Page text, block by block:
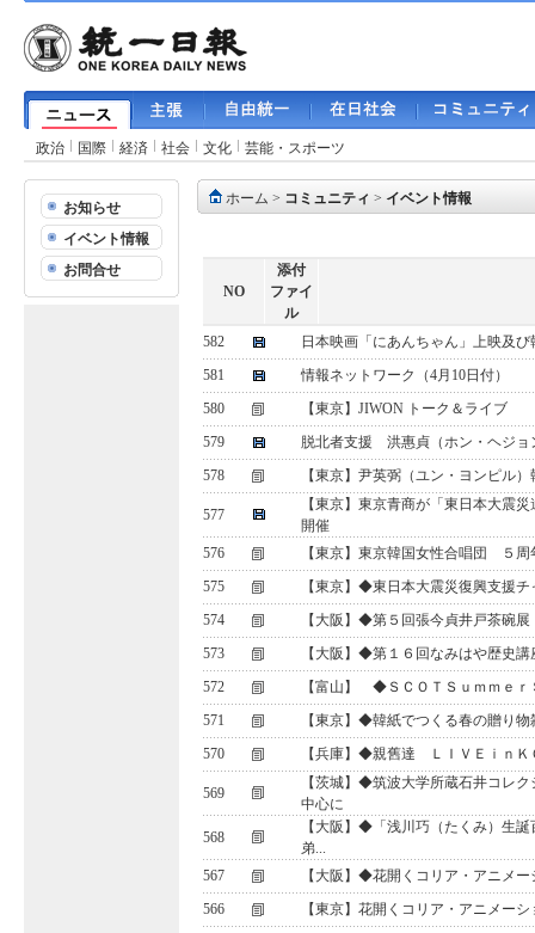
政治 国際 経済 社会 文化 芸能・スポーツ
お知らせ
イベント情報
お問合せ
ホーム > コミュニティ > イベント情報
NO
添付
ファイ
ル
582
日本映画「にあんちゃん」上映及
581
情報ネットワーク（4月10日付）
580
【東京】JIWON トーク＆ライブ
579
脱北者支援 洪惠貞（ホン・ヘジョ
578
【東京】尹英弼（ユン・ヨンピル
577
【東京】東京青商が「東日本大震
開催
576
【東京】東京韓国女性合唱団 ５
575
【東京】◆東日本大震災復興支援
574
【大阪】◆第５回張今貞井戸茶碗
573
【大阪】◆第１６回なみはや歴史講
572
【富山】 ◆ＳＣＯＴＳｕｍｍｅｒ
571
【東京】◆韓紙でつくる春の贈り物
570
【兵庫】◆親舊達 ＬＩＶＥｉｎＫ
569
【茨城】◆筑波大学所蔵石井コレ
中心に
568
【大阪】◆「浅川巧（たくみ）生
弟...
567
【大阪】◆花開くコリア・アニメー
566
【東京】花開くコリア・アニメーシ